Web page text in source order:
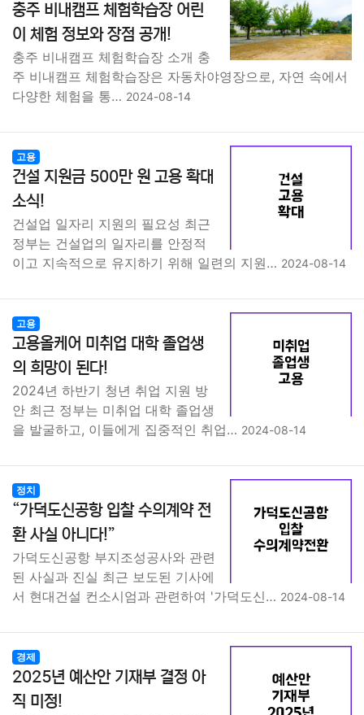
충주 비내캠프 체험학습장 어린
이 체험 정보와 장점 공개!
충주 비내캠프 체험학습장 소개 충
주 비내캠프 체험학습장은 자동차야영장으로, 자연 속에서
다양한 체험을 통… 2024-08-14
고용
건설 지원금 500만 원 고용 확대
소식!
건설업 일자리 지원의 필요성 최근
정부는 건설업의 일자리를 안정적
이고 지속적으로 유지하기 위해 일련의 지원… 2024-08-14
고용
고용올케어 미취업 대학 졸업생
의 희망이 된다!
2024년 하반기 청년 취업 지원 방
안 최근 정부는 미취업 대학 졸업생
을 발굴하고, 이들에게 집중적인 취업… 2024-08-14
정치
“가덕도신공항 입찰 수의계약 전
환 사실 아니다!”
가덕도신공항 부지조성공사와 관련
된 사실과 진실 최근 보도된 기사에
서 현대건설 컨소시엄과 관련하여 '가덕도신… 2024-08-14
경제
2025년 예산안 기재부 결정 아
직 미정!